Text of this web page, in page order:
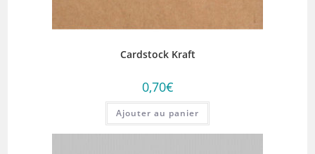
Cardstock Kraft
0,70€
Ajouter au panier